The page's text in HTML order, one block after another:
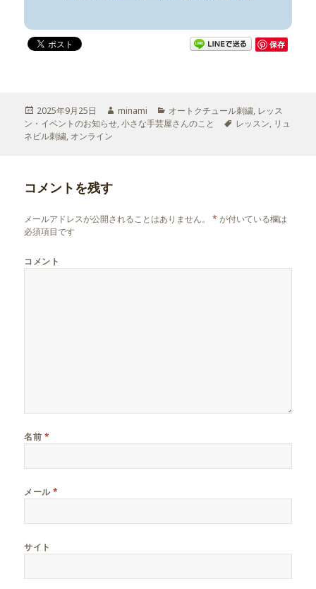
保存
投
稿
日:
2025年9月25日
作
成
minami
カ
テ
オートクチュール刺繍, レッス
ン・イベントのお知らせ,小さな手芸屋さんのこと
タ
レッスン, リュ
ネビル刺繍, オンライン
コメントを残す
メールアドレスが公開されることはありません。 * が付いている欄は
必須項目です
コメント
名前 *
メール*
サイト